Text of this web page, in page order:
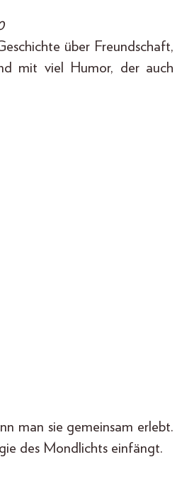
über Freundschaft,
mit viel Humor, der auch
man sie gemeinsam erlebt.
des Mondlichts einfängt.